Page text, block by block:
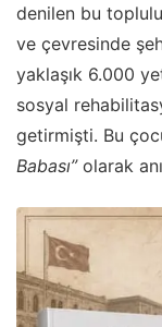
denilen bu
ve çevresinde
yaklaşık 6.000
sosyal
getirmişti. Bu
Babası”olarak